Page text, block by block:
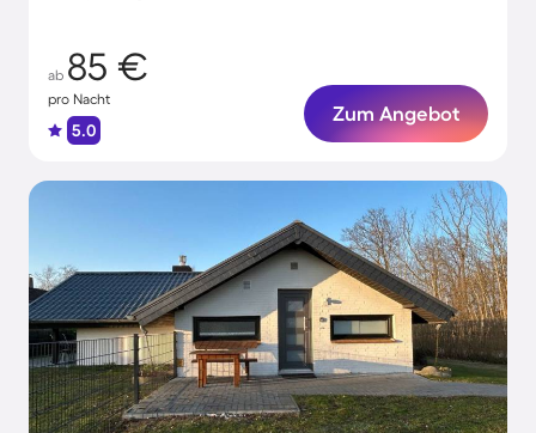
ab 85 €
pro Nacht
5.0
Zum Angebot